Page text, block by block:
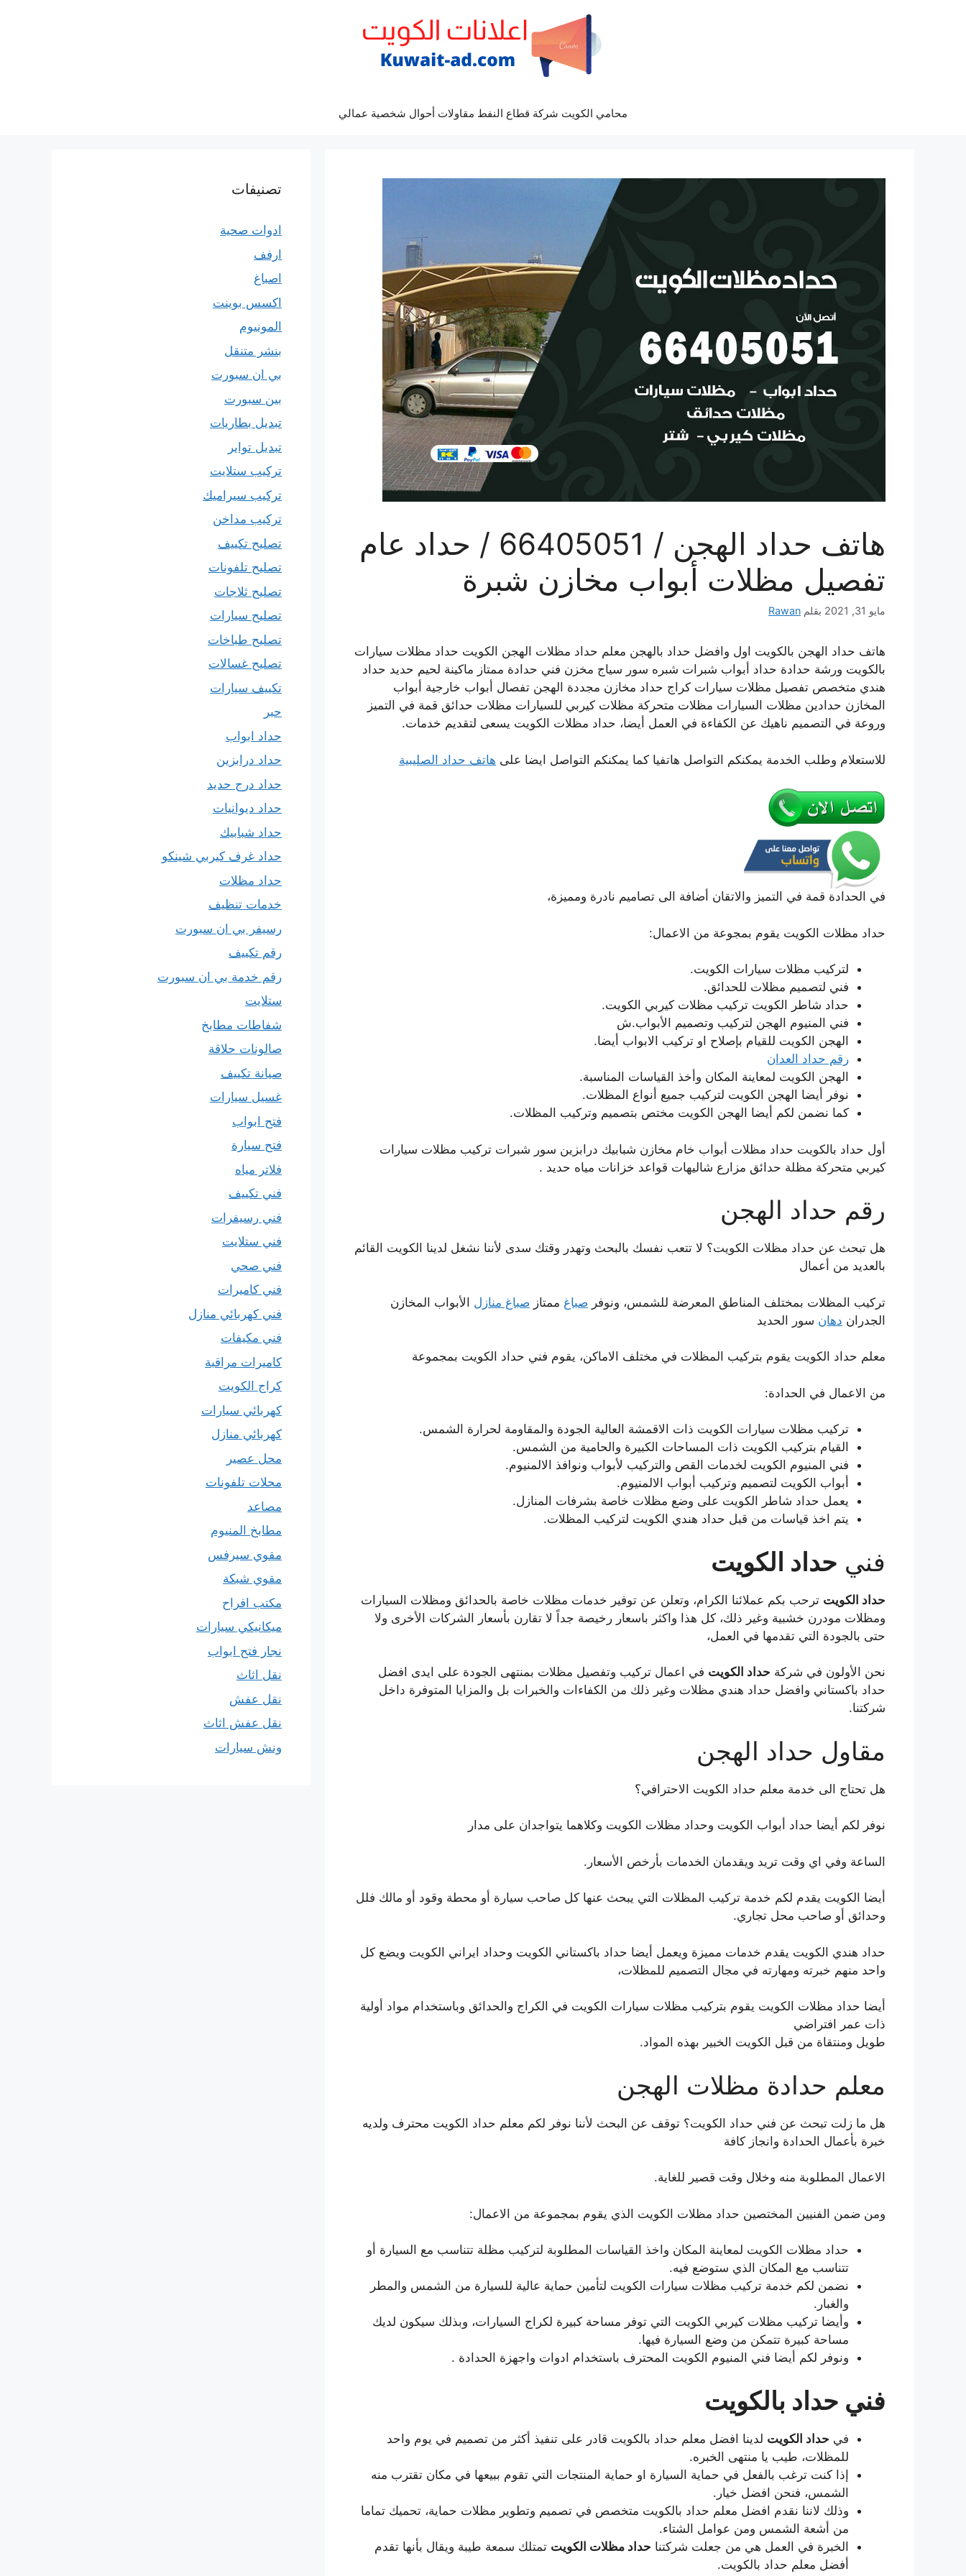
محامي الكويت شركة قطاع النفط مقاولات أحوال شخصية عمالي
هاتف حداد الهجن / 66405051 / حداد عام
تفصيل مظلات أبواب مخازن شبرة
مايو 31, 2021 بقلم Rawan
هاتف حداد الهجن بالكويت اول وافضل حداد بالهجن معلم حداد مظلات الهجن الكويت حداد مظلات سيارات
بالكويت ورشة حدادة حداد أبواب شبرات شبره سور سياج مخزن فني حدادة ممتاز ماكينة لحيم حديد حداد
هندي متخصص تفصيل مظلات سيارات كراج حداد مخازن مجددة الهجن تفصال أبواب خارجية أبواب
المخازن حدادين مظلات السيارات مظلات متحركة مظلات كيربي للسيارات مظلات حدائق قمة في التميز
وروعة في التصميم ناهيك عن الكفاءة في العمل أيضا، حداد مظلات الكويت يسعى لتقديم خدمات.
للاستعلام وطلب الخدمة يمكنكم التواصل هاتفيا كما يمكنكم التواصل ايضا على هاتف حداد الصليبية
في الحدادة قمة في التميز والاتقان أضافة الى تصاميم نادرة ومميزة،
حداد مظلات الكويت يقوم بمجوعة من الاعمال:
لتركيب مظلات سيارات الكويت.
فني لتصميم مظلات للحدائق.
حداد شاطر الكويت تركيب مظلات كيربي الكويت.
فني المنيوم الهجن لتركيب وتصميم الأبواب.ش
الهجن الكويت للقيام بإصلاح او تركيب الابواب أيضا.
رقم حداد العدان
الهجن الكويت لمعاينة المكان وأخذ القياسات المناسبة.
نوفر أيضا الهجن الكويت لتركيب جميع أنواع المظلات.
كما نضمن لكم أيضا الهجن الكويت مختص بتصميم وتركيب المظلات.
أول حداد بالكويت حداد مظلات أبواب خام مخازن شبابيك درابزين سور شبرات تركيب مظلات سيارات
كيربي متحركة مظلة حدائق مزارع شاليهات قواعد خزانات مياه حديد .
رقم حداد الهجن
هل تبحث عن حداد مظلات الكويت؟ لا تتعب نفسك بالبحث وتهدر وقتك سدى لأننا نشغل لدينا الكويت القائم
بالعديد من أعمال
تركيب المظلات بمختلف المناطق المعرضة للشمس، ونوفر صباغ ممتاز صباغ منازل الأبواب المخازن
الجدران دهان سور الحديد
معلم حداد الكويت يقوم بتركيب المظلات في مختلف الاماكن، يقوم فني حداد الكويت بمجموعة
من الاعمال في الحدادة:
تركيب مظلات سيارات الكويت ذات الاقمشة العالية الجودة والمقاومة لحرارة الشمس.
القيام بتركيب الكويت ذات المساحات الكبيرة والحامية من الشمس.
فني المنيوم الكويت لخدمات القص والتركيب لأبواب ونوافذ الالمنيوم.
أبواب الكويت لتصميم وتركيب أبواب الالمنيوم.
يعمل حداد شاطر الكويت على وضع مظلات خاصة بشرفات المنازل.
يتم اخذ قياسات من قبل حداد هندي الكويت لتركيب المظلات.
فني حداد الكويت
حداد الكويت ترحب بكم عملائنا الكرام، وتعلن عن توفير خدمات مظلات خاصة بالحدائق ومظلات السيارات
ومظلات مودرن خشبية وغير ذلك، كل هذا واكثر باسعار رخيصة جداً لا تقارن بأسعار الشركات الأخرى ولا
حتى بالجودة التي تقدمها في العمل،
نحن الأولون في شركة حداد الكويت في اعمال تركيب وتفصيل مظلات بمنتهى الجودة على ايدى افضل
حداد باكستاني وافضل حداد هندي مظلات وغير ذلك من الكفاءات والخبرات بل والمزايا المتوفرة داخل
شركتنا.
مقاول حداد الهجن
هل تحتاج الى خدمة معلم حداد الكويت الاحترافي؟
نوفر لكم أيضا حداد أبواب الكويت وحداد مظلات الكويت وكلاهما يتواجدان على مدار
الساعة وفي اي وقت تريد ويقدمان الخدمات بأرخص الأسعار.
أيضا الكويت يقدم لكم خدمة تركيب المظلات التي يبحث عنها كل صاحب سيارة أو محطة وقود أو مالك فلل
وحدائق أو صاحب محل تجاري.
حداد هندي الكويت يقدم خدمات مميزة ويعمل أيضا حداد باكستاني الكويت وحداد ايراني الكويت ويضع كل
واحد منهم خبرته ومهارته في مجال التصميم للمظلات،
أيضا حداد مظلات الكويت يقوم بتركيب مظلات سيارات الكويت في الكراج والحدائق وباستخدام مواد أولية
ذات عمر افتراضي
طويل ومنتقاة من قبل الكويت الخبير بهذه المواد.
معلم حدادة مظلات الهجن
هل ما زلت تبحث عن فني حداد الكويت؟ توقف عن البحث لأننا نوفر لكم معلم حداد الكويت محترف ولديه
خبرة بأعمال الحدادة وانجاز كافة
الاعمال المطلوبة منه وخلال وقت قصير للغاية.
ومن ضمن الفنيين المختصين حداد مظلات الكويت الذي يقوم بمجموعة من الاعمال:
حداد مظلات الكويت لمعاينة المكان واخذ القياسات المطلوبة لتركيب مظلة تتناسب مع السيارة أو
تتناسب مع المكان الذي ستوضع فيه.
نضمن لكم خدمة تركيب مظلات سيارات الكويت لتأمين حماية عالية للسيارة من الشمس والمطر
والغبار.
وأيضا تركيب مظلات كيربي الكويت التي توفر مساحة كبيرة لكراج السيارات، وبذلك سيكون لديك
مساحة كبيرة تتمكن من وضع السيارة فيها.
ونوفر لكم أيضا فني المنيوم الكويت المحترف باستخدام ادوات واجهزة الحدادة .
فني حداد بالكويت
في حداد الكويت لدينا افضل معلم حداد بالكويت قادر على تنفيذ أكثر من تصميم في يوم واحد
للمظلات، طيب يا منتهى الخبره.
إذا كنت ترغب بالفعل في حماية السيارة او حماية المنتجات التي تقوم ببيعها في مكان تقترب منه
الشمس، فنحن افضل خيار.
وذلك لاننا نقدم افضل معلم حداد بالكويت متخصص في تصميم وتطوير مظلات حماية، تحميك تماما
من أشعة الشمس ومن عوامل الشتاء.
الخبرة في العمل هي من جعلت شركتنا حداد مظلات الكويت تمتلك سمعة طيبة ويقال بأنها تقدم
أفضل معلم حداد بالكويت.
تصنيفات
ادوات صحية
ارفف
اصباغ
اكسس بوينت
المونيوم
بنشر متنقل
بي ان سبورت
بين سبورت
تبديل بطاريات
تبديل تواير
تركيب ستلايت
تركيب سيراميك
تركيب مداخن
تصليح تكييف
تصليح تلفونات
تصليح ثلاجات
تصليح سيارات
تصليح طباخات
تصليح غسالات
تكييف سيارات
حبر
حداد ابواب
حداد درابزين
حداد درج حديد
حداد ديوانيات
حداد شبابيك
حداد غرف كيربي شينكو
حداد مظلات
خدمات تنظيف
رسيفر بي ان سبورت
رقم تكييف
رقم خدمة بي ان سبورت
ستلايت
شفاطات مطابخ
صالونات حلاقة
صيانة تكييف
غسيل سيارات
فتح ابواب
فتح سيارة
فلاتر مياه
فني تكييف
فني رسيفرات
فني ستلايت
فني صحي
فني كاميرات
فني كهربائي منازل
فني مكيفات
كاميرات مراقبة
كراج الكويت
كهربائي سيارات
كهربائي منازل
محل عصير
محلات تلفونات
مصاعد
مطابخ المنيوم
مقوي سيرفس
مقوي شبكة
مكتب افراح
ميكانيكي سيارات
نجار فتح ابواب
نقل اثاث
نقل عفش
نقل عفش اثاث
ونش سيارات